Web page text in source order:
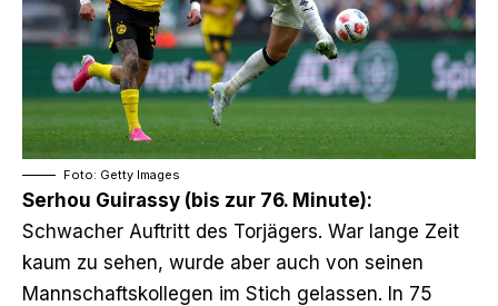
Foto: Getty Images
Serhou Guirassy (bis zur 76. Minute):
Schwacher Auftritt des Torjägers. War lange Zeit
kaum zu sehen, wurde aber auch von seinen
Mannschaftskollegen im Stich gelassen. In 75